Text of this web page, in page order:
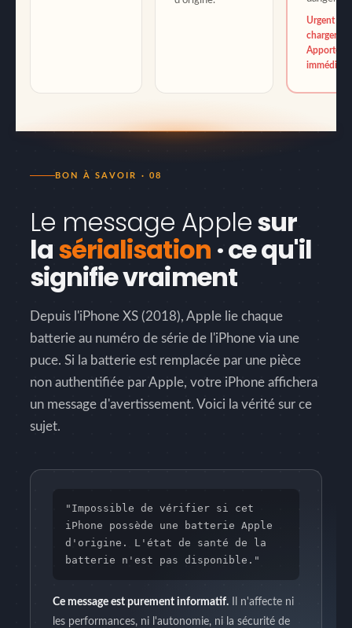
Urgent ·
charger ·
Apporter
BON À SAVOIR · 08
Le message Applesur
lasérialisation· ce qu'il
signifie vraiment
Depuis l'iPhone XS (2018), Apple lie chaque
batterie au numéro de série de l'iPhone via une
puce. Si la batterie est remplacée par une pièce
non authentifiée par Apple, votre iPhone affichera
un message d'avertissement. Voici la vérité sur ce
sujet.
"Impossible de vérifier si cet
iPhone possède une batterie Apple
d'origine. L'état de santé de la
batterie n'est pas disponible."
Ce message est purement informatif. Il n'affecte ni
les performances, ni l'autonomie, ni la sécurité de